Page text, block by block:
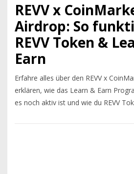
REVV x
Airdrop: So
REVV Token &
Earn
Erfahre alles über den REVV x
erklären, wie das Learn & Earn
es noch aktiv ist und wie du REVV